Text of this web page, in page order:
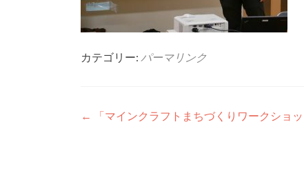
カテゴリー: パーマリンク
投稿ナビゲーション
← 「マインクラフトまちづくりワークショ